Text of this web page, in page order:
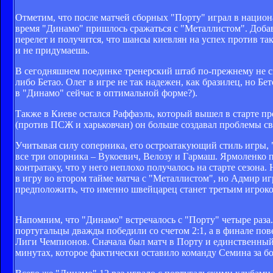
Отметим, что после матчей сборных "Порту" играл в
время "Динамо" пришлось сражаться с "Металлистом".
перелет и получится, что шансы киевлян на успех против
и не придумаешь.
В сегодняшнем поединке тренерский штаб по-прежнему не
либо Бетао. Олег в игре не так надежен, как бразилец, но
в "Динамо" сейчас в оптимальной форме?).
Также в Киеве остался Раффаэль, который вышел в старте
(против ПСЖ и харьковчан) он больше создавал проблемы
Учитывая силу соперника, его остроатакующий стиль
все три опорника – Вукоевич, Велозу и Гармаш. Ярмоленко
контратаку, что у него неплохо получалось на старте
в игру во втором тайме матча с "Металлистом", но Адмир
предположить, что именно швейцарец станет третьим
Напомним, что "Динамо" встречалось с "Порту" четыре
португальцы дважды победили со счетом 2:1, а в финале
Лиги Чемпионов. Сначала был матч в Порту и
минутах, которое фактически оставило команду Семина за